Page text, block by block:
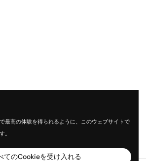
最高の体験を得られるように、このウェブサイトで
。
てのCookieを受け入れる